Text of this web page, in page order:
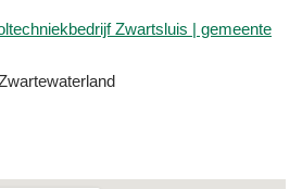
Zwartsluis | gemeente